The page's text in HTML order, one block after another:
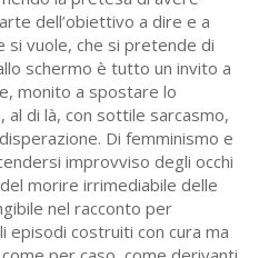
dell’obiettivo a dire e a
si vuole, che si pretende di
schermo è tutto un invito a
monito a spostare lo
di là, con sottile sarcasmo,
Di femminismo e
improvviso degli occhi
morire irrimediabile delle
nel racconto per
episodi costruiti con cura ma